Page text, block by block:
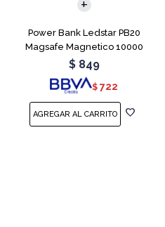
Power Bank Ledstar PB20
Magsafe Magnetico 10000
mAh
$ 849
$ 722